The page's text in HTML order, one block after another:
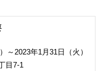
～2023年1月31日（火）
目7-1